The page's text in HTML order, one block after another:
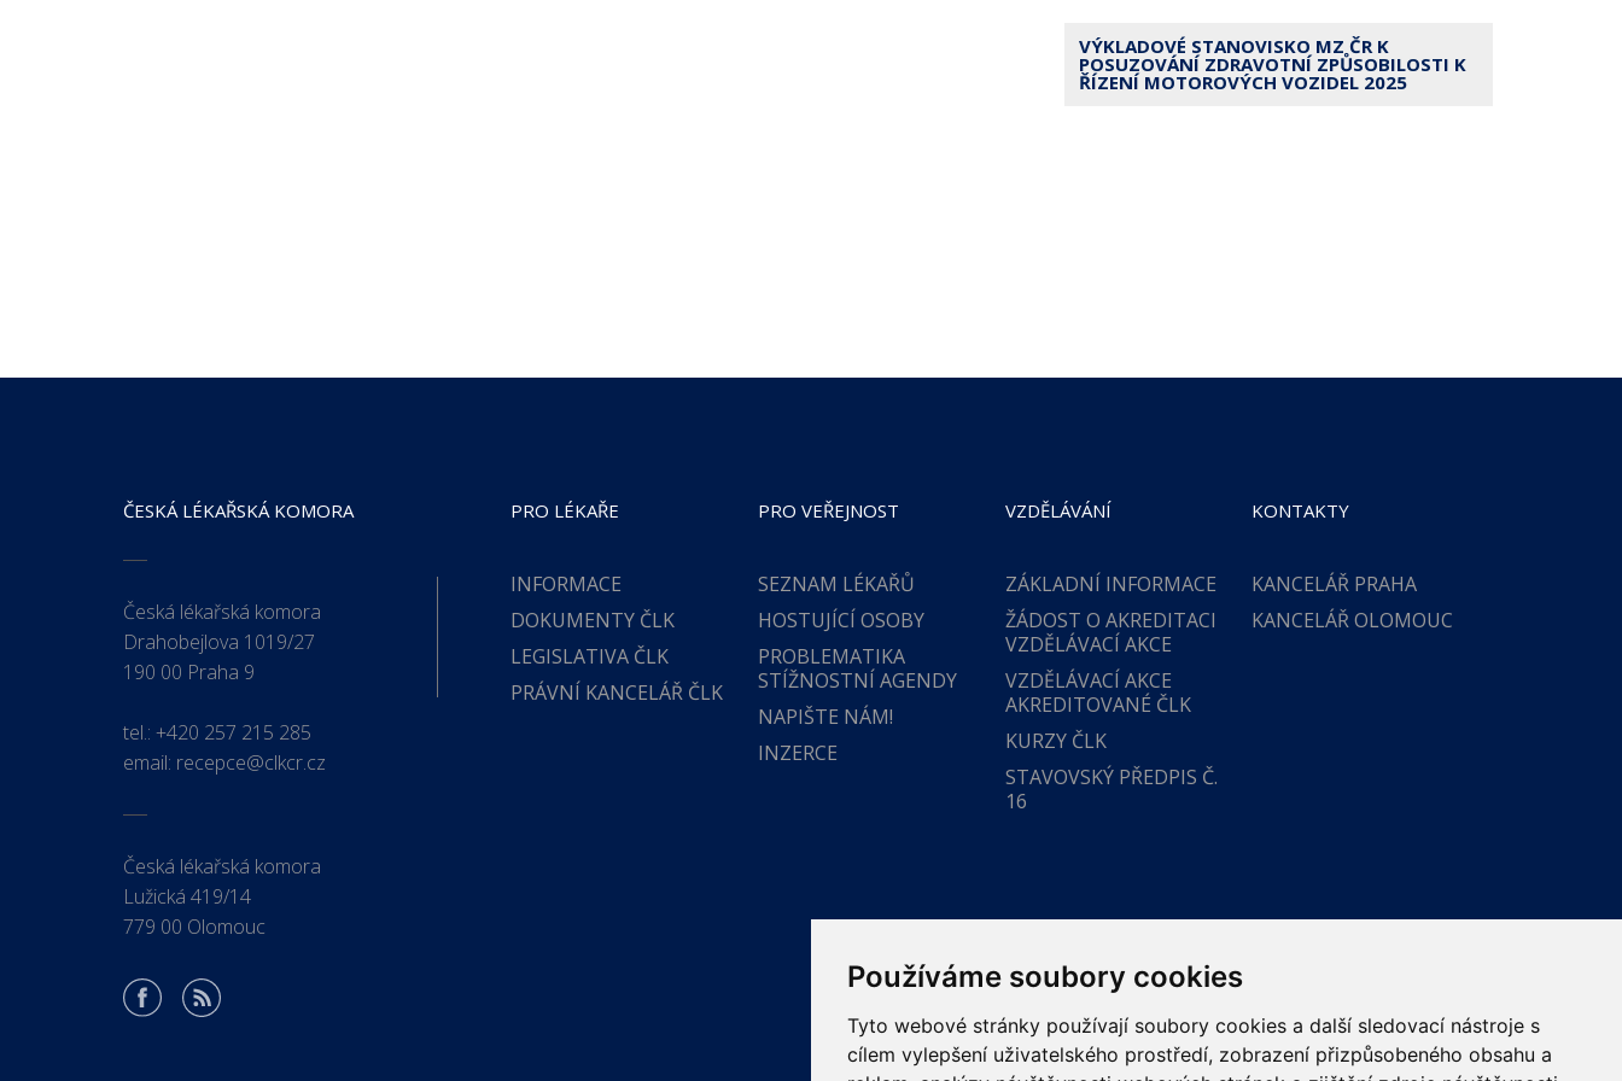
Používáme soubory cookies
Tyto webové stránky používají soubory cookies a další sledovací nástroje s
cílem vylepšení uživatelského prostředí, zobrazení přizpůsobeného obsahu a
VÝKLADOVÉ STANOVISKO MZ ČR K
POSUZOVÁNÍ ZDRAVOTNÍ ZPŮSOBILOSTI K
ŘÍZENÍ MOTOROVÝCH VOZIDEL 2025
ČESKÁ LÉKAŘSKÁ KOMORA
Česká lékařská komora
Drahobejlova 1019/27
190 00 Praha 9
tel.: +420 257 215 285
email: recepce@clkcr.cz
Česká lékařská komora
Lužická 419/14
779 00 Olomouc
PRO LÉKAŘE
INFORMACE
DOKUMENTY ČLK
LEGISLATIVA ČLK
PRÁVNÍ KANCELÁŘ ČLK
PRO VEŘEJNOST
SEZNAM LÉKAŘŮ
HOSTUJÍCÍ OSOBY
PROBLEMATIKA
STÍŽNOSTNÍ AGENDY
NAPIŠTE NÁM!
INZERCE
VZDĚLÁVÁNÍ
ZÁKLADNÍ INFORMACE
ŽÁDOST O AKREDITACI
VZDĚLÁVACÍ AKCE
VZDĚLÁVACÍ AKCE
AKREDITOVANÉ ČLK
KURZY ČLK
STAVOVSKÝ PŘEDPIS Č.
16
KONTAKTY
KANCELÁŘ PRAHA
KANCELÁŘ OLOMOUC